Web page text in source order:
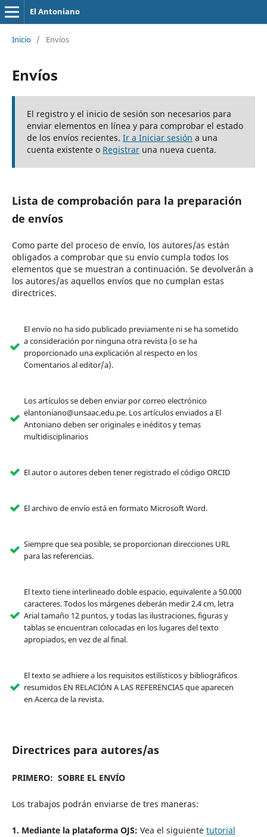
El Antoniano
Inicio / Envíos
Envíos
El registro y el inicio de sesión son necesarios para
enviar elementos en línea y para comprobar el estado
de los envíos recientes. Ir a Iniciar sesión a una
cuenta existente o Registraruna nueva cuenta.
Lista de comprobación para la preparación
de envíos
Como parte del proceso de envío, los autores/as están
obligados a comprobar que su envío cumpla todos los
elementos que se muestran a continuación. Se devolverán a
los autores/as aquellos envíos que no cumplan estas
directrices.
El envío no ha sido publicado previamente ni se ha sometido
a consideración por ninguna otra revista (o se ha
proporcionado una explicación al respecto en los
Comentarios al editor/a).
Los artículos se deben enviar por correo electrónico
elantoniano@unsaac.edu.pe. Los artículos enviados a El
Antoniano deben ser originales e inéditos y temas
multidisciplinarios
El autor o autores deben tener registrado el código ORCID
El archivo de envío está en formato Microsoft Word.
Siempre que sea posible, se proporcionan direcciones URL
para las referencias.
El texto tiene interlineado doble espacio, equivalente a 50.000
caracteres. Todos los márgenes deberán medir 2.4 cm, letra
Arial tamaño 12 puntos, y todas las ilustraciones, figuras y
tablas se encuentran colocadas en los lugares del texto
apropiados, en vez de al final.
El texto se adhiere a los requisitos estilísticos y bibliográficos
resumidos EN RELACIÓN A LAS REFERENCIAS que aparecen
en Acerca de la revista.
Directrices para autores/as
PRIMERO: SOBRE EL ENVÍO
Los trabajos podrán enviarse de tres maneras:
1. Mediante la plataforma OJS: Vea el siguiente tutorial